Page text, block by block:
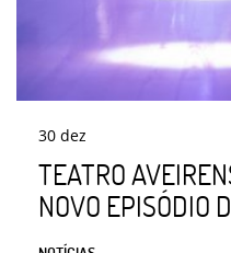
30 dez
TEATRO
NOVO EPISÓDIO